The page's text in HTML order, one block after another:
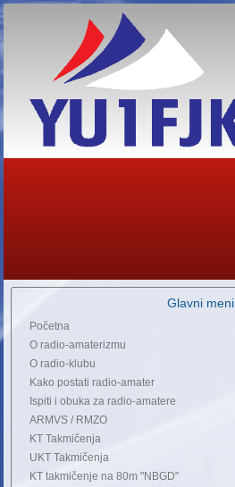
Glavni meni
Početna
O radio-amaterizmu
O radio-klubu
Kako postati radio-amater
Ispiti i obuka za radio-amatere
ARMVS / RMZO
KT Takmičenja
UKT Takmičenja
KT takmičenje na 80m "NBGD"